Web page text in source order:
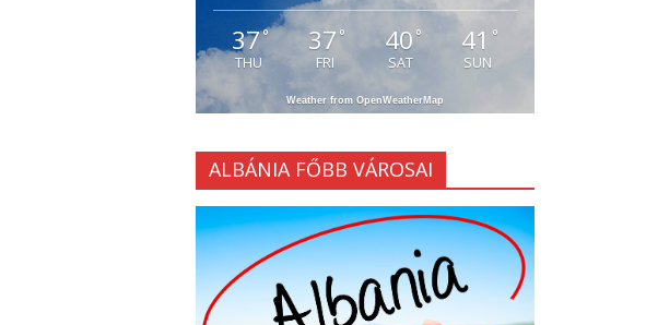
37°
THU
37 °
FRI
40°
SAT
41 °
SUN
Weather from OpenWeatherMap
ALBÁNIA FŐBB VÁROSAI